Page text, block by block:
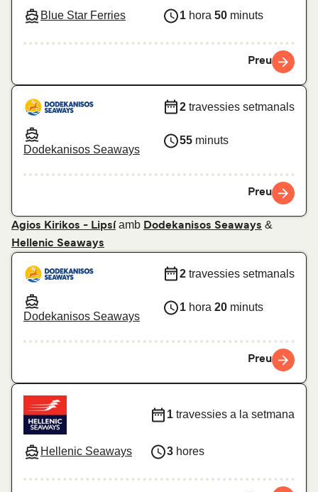
Blue Star Ferries 1 hora 50 minuts
Preu
Dodekanisos Seaways
2 travessies setmanals
55 minuts
Preu
Agios Kirikos - Lipsíamb Dodekanisos Seaways &
Hellenic Seaways
Dodekanisos Seaways
2 travessies setmanals
1 hora 20 minuts
Preu
Hellenic Seaways
1 travessies a la setmana
3 hores